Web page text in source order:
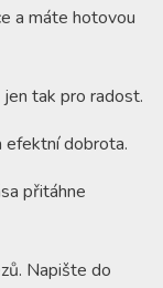
a máte hotovou
tak pro radost.
efektní dobrota.
přitáhne
Napište do